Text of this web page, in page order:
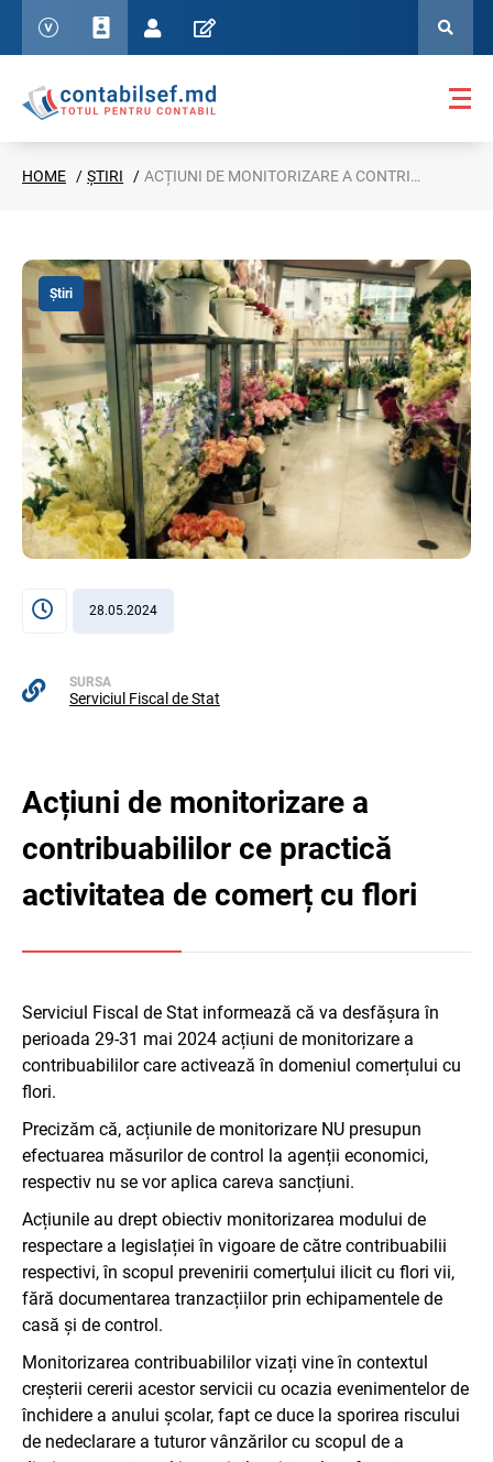
HOME ȘTIRI ACȚIUNI DE MONITORIZARE A CONTRIBUABILILOR CE PRACTICĂ ACTIVITATEA DE COMERȚ CU FLORI
Știri
28.05.2024
SURSA
Serviciul Fiscal de Stat
Acțiuni de monitorizare a
contribuabililor ce practică
activitatea de comerț cu flori
Serviciul Fiscal de Stat informează că va desfășura în
perioada 29-31 mai 2024 acțiuni de monitorizare a
contribuabililor care activează în domeniul comerțului cu
flori.
Precizăm că, acțiunile de monitorizare NU presupun
efectuarea măsurilor de control la agenții economici,
respectiv nu se vor aplica careva sancțiuni.
Acțiunile au drept obiectiv monitorizarea modului de
respectare a legislației în vigoare de către contribuabilii
respectivi, în scopul prevenirii comerțului ilicit cu flori vii,
fără documentarea tranzacțiilor prin echipamentele de
casă și de control.
Monitorizarea contribuabililor vizați vine în contextul
creșterii cererii acestor servicii cu ocazia evenimentelor de
închidere a anului școlar, fapt ce duce la sporirea riscului
de nedeclarare a tuturor vânzărilor cu scopul de a